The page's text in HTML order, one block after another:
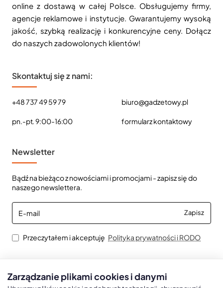
online z dostawą w całej Polsce. Obsługujemy firmy,
agencje reklamowe i instytucje. Gwarantujemy wysoką
jakość, szybką realizację i konkurencyjne ceny. Dołącz
do naszych zadowolonych klientów!
Skontaktuj się z nami:
+48 737 49 59 79
pn.-pt. 9:00-16:00
biuro@gadzetowy.pl
formularz kontaktowy
Newsletter
Bądź na bieżąco z nowościami i promocjami - zapisz się do
naszego newslettera.
E-
mail
Zapisz
Przeczytałem i akceptuję Polityka prywatności i RODO
Kalendarze Ścienne
Zarządzanie plikami cookies i danymi